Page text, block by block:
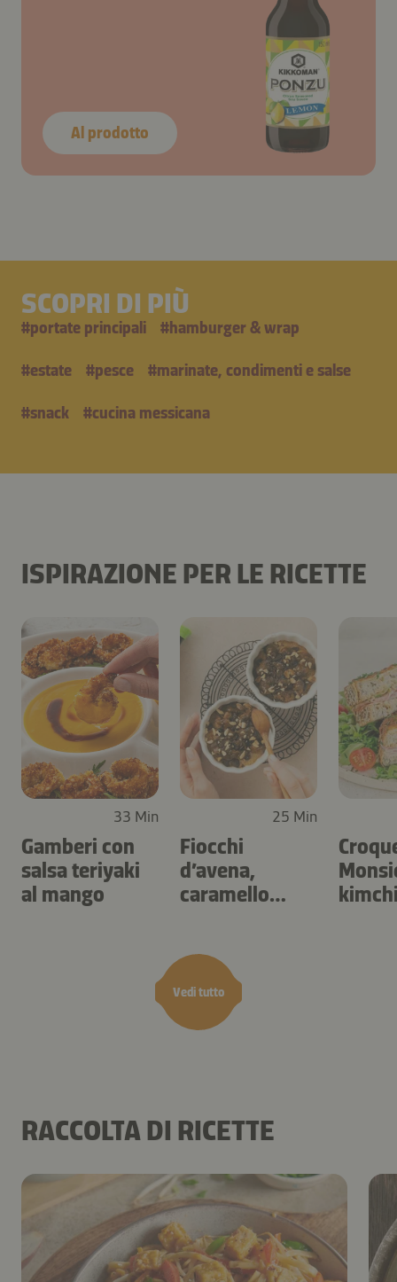
Al prodotto
SCOPRI DI PIÙ
#portate principali #hamburger & wrap
#estate #pesce #marinate, condimenti e salse
#snack #cucina messicana
ISPIRAZIONE PER LE RICETTE
Vedi tutto
33 Min
Gamberi con
salsa teriyaki
al mango
25 Min
Fiocchi
d’avena,
caramello
RACCOLTA DI RICETTE